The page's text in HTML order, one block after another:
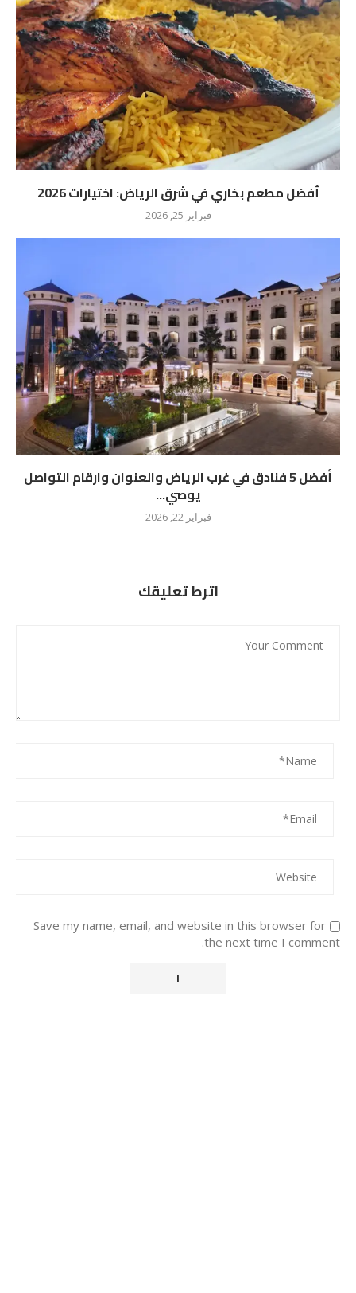
أفضل مطعم بخاري في شرق الرياض: اختيارات 2026
فبراير 25, 2026
أفضل 5 فنادق في غرب الرياض والعنوان وارقام التواصل
يوصي...
فبراير 22, 2026
اترط تعليقك
Save my name, email, and website in this browser for
the next time I comment.